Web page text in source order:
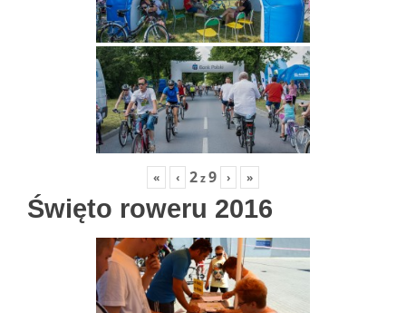
« ‹ 2z9 › »
Święto roweru 2016